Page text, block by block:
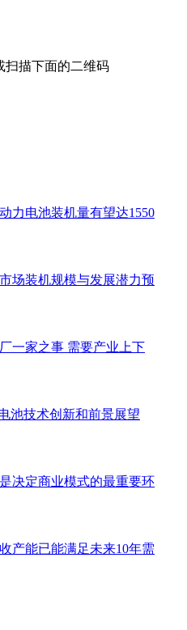
扫描下面的二维码
力电池装机量有望达1550
场装机规模与发展潜力预
一家之事 需要产业上下
池技术创新和前景展望
决定商业模式的最重要环
产能已能满足未来10年需